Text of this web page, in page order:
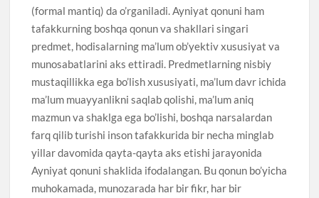
(formal mantiq) da o’rganiladi. Ayniyat qonuni ham
tafakkurning boshqa qonun va shakllari singari
predmet, hodisalarning ma’lum ob’yektiv xususiyat va
munosabatlarini aks ettiradi. Predmetlarning nisbiy
mustaqillikka ega bo’lish xususiyati, ma’lum davr ichida
ma’lum muayyanlikni saqlab qolishi, ma’lum aniq
mazmun va shaklga ega bo’lishi, boshqa narsalardan
farq qilib turishi inson tafakkurida bir necha minglab
yillar davomida qayta-qayta aks etishi jarayonida
Ayniyat qonuni shaklida ifodalangan. Bu qonun bo’yicha
muhokamada, munozarada har bir fikr, har bir